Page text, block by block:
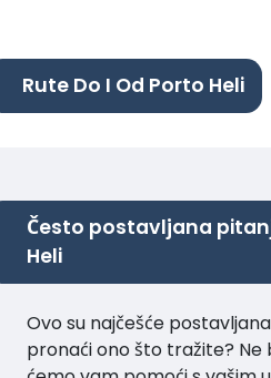
Rute Do I Od Porto Heli
Često postavljana
Heli
Ovo su najčešće
pronaći ono što tražite? Ne